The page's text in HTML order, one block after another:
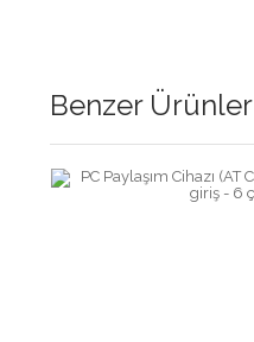
Benzer Ürünler